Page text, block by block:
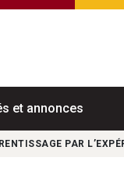
et annonces
PAR